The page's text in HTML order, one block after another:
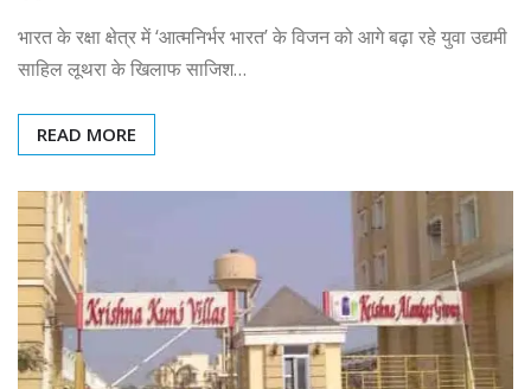
भारत के रक्षा क्षेत्र में ‘आत्मनिर्भर भारत’ के विजन को आगे बढ़ा रहे युवा उद्यमी
साहिल लूथरा के खिलाफ साजिश…
READ MORE